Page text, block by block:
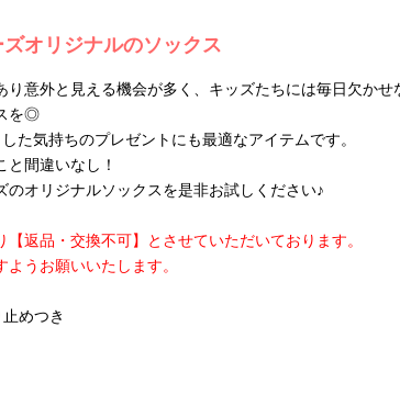
オリジナルのソックス
意外と見える機会が多く、キッズたちには毎日欠かせ
を◎
た気持ちのプレゼントにも最適なアイテムです。
間違いなし！
のオリジナルソックスを是非お試しください♪
返品・交換不可】とさせていただいております。
うお願いいたします。
めつき